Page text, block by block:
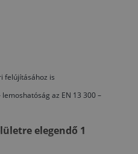
felújításához is
az EN 13 300 –
elegendő 1